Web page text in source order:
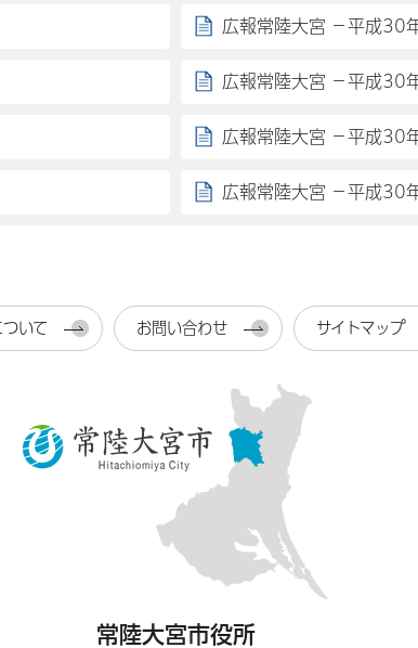
広報常陸大宮 －平成30
広報常陸大宮 －平成30
広報常陸大宮 －平成30
広報常陸大宮 －平成30
いて お問い合わせ サイトマップ
常陸大宮市役所